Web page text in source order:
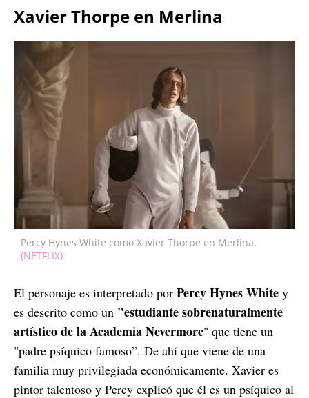
Xavier Thorpe en Merlina
Percy Hynes White como Xavier Thorpe en Merlina.
(NETFLIX)
El personaje es interpretado por Percy Hynes White y
es descrito como un "estudiante sobrenaturalmente
artístico de la Academia Nevermore" que tiene un
"padre psíquico famoso”. De ahí que viene de una
familia muy privilegiada económicamente. Xavier es
pintor talentoso y Percy explicó que él es un psíquico al